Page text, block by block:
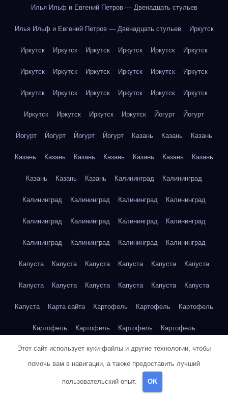
Илья Ильф и Евгений Петров — Двенадцать стульев
Илья Ильф и Евгений Петров — Двенадцать стульев Иркутск
Иркутск Иркутск Иркутск Иркутск Иркутск Иркутск
Иркутск Иркутск Иркутск Иркутск Иркутск Иркутск
Иркутск Иркутск Иркутск Иркутск Иркутск Иркутск
Иркутск Иркутск Иркутск Иркутск Йогурт Йогурт
Йогурт Йогурт Йогурт Йогурт Казань Казань Казань
Казань Казань Казань Казань Казань Казань Казань
Казань Казань Казань Калининград Калининград
Калининград Калининград Калининград Калининград
Калининград Калининград Калининград Калининград
Калининград Калининград Калининград Калининград
Капуста Капуста Капуста Капуста Капуста Капуста
Капуста Капуста Капуста Капуста Капуста Капуста
Капуста Карта сайта Картофель Картофель Картофель
Картофель Картофель Картофель Картофель
Картофель Картофель Кейптаун Кейптаун Кейптаун
Кейптаун
Кейптаун
Этот сайт использует куки-файлы и другие технологии, чтобы
помочь вам в навигации, а также предоставить лучший
пользовательский опыт. OK